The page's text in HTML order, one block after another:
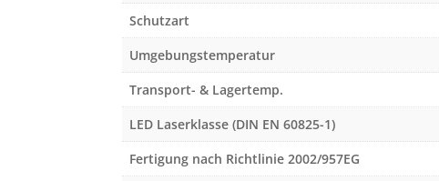
Schutzart
Umgebungstemperatur
Transport- & Lagertemp.
LED Laserklasse (DIN EN 60825-1)
Fertigung nach Richtlinie 2002/957EG